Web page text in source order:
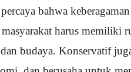
bahwa
harus memiliki
budaya. Konservatif